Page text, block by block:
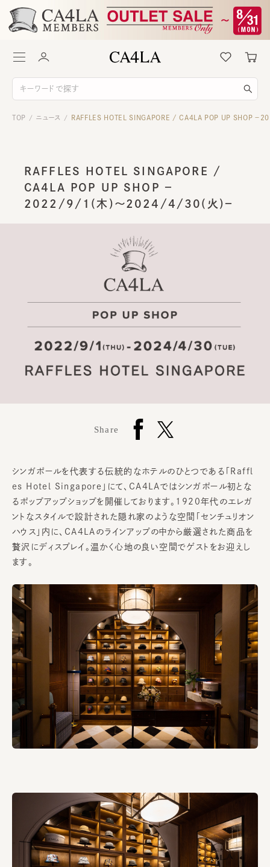
TOP / ニュース / RAFFLES HOTEL SINGAPORE / CA4LA POP UP SHOP
RAFFLES HOTEL SINGAPORE /
CA4LA POP UP SHOP －
2022/9/1(木)～2024/4/30(火)－
Share
シンガポールを代表する伝統的なホテルの ひとつである「Raffl
es Hotel Singapore」にて、CA4LAではシンガポール初とな
るポップアップショップを開催しております。1920年代のエレガ
ントなスタイルで設計された隠れ家のような空間「センチュリオン
ハウス」内に、CA4LAのラインアップの中から厳選された商品を
贅沢にディスプレイ。温かく心地の良い空間でゲストをお迎えし
ます。